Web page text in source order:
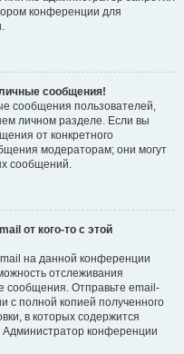
конференции для
сообщения!
сообщения пользователей,
личном разделе. Если вы
от конкретного
модераторам; они могут
сообщений.
от кого-то с этой
на данной конференции
отслеживания
сообщения. Отправьте email-
с полной копией полученного
в которых содержится
конференции